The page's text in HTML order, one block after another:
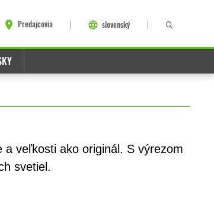
Predajcovia slovenský
veľkosti ako originál. S výrezom
svetiel.